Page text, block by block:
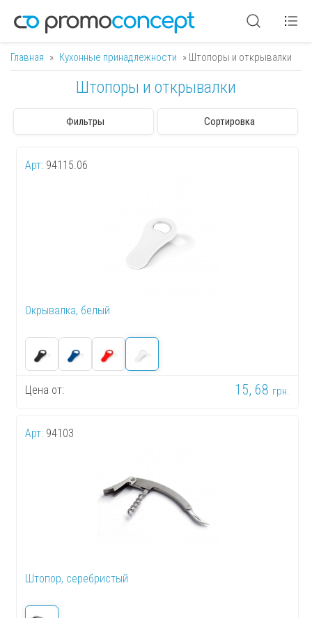
Вы здесь
Главная » Кухонные принадлежности » Штопоры и открывалки
Штопоры и открывалки
Фильтры Сортировка
Арт: 94115.06
Окрывалка, белый
Цена от: 15, 68 грн.
Арт: 94103
Штопор, серебристый